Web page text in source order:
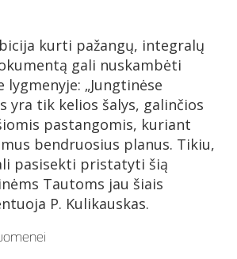
kurti pažangų, integralų
gali nuskambėti
„Jungtinėse
yra tik kelios šalys, galinčios
pastangomis, kuriant
bendruosius planus. Tikiu,
pasisekti pristatyti šią
Tautoms jau šiais
P. Kulikauskas.